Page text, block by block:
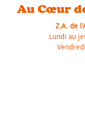
Au Cœur
Z.A. de
Lundi au